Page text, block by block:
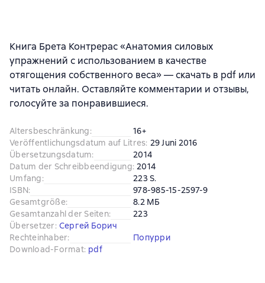
Книга Брета Контрерас «Анатомия силовых
упражнений с использованием в качестве
отягощения собственного веса» — скачать в pdf или
читать онлайн. Оставляйте комментарии и отзывы,
голосуйте за понравившиеся.
Altersbeschränkung:
16+
Veröffentlichungsdatum auf Litres: 29 Juni 2016
Übersetzungsdatum:
2014
Datum der Schreibbeendigung: 2014
Umfang:
223 S.
ISBN:
978-985-15-2597-9
Gesamtgröße:
8.2 МБ
Gesamtanzahl der Seiten:
223
Übersetzer: Сергей Борич
Rechteinhaber:
Попурри
Download-Format: pdf